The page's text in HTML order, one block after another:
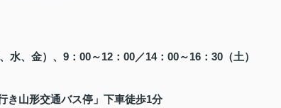
、金）、9：00～12：00／14：00～16：30（土）
き山形交通バス停」下車徒歩1分